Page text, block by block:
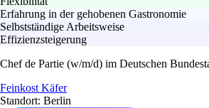
Erfahrung in der gehobenen Gastronomie
Selbstständige Arbeitsweise
Effizienzsteigerung
Chef de Partie (w/m/d) im Deutschen
Feinkost Käfer
Standort: Berlin